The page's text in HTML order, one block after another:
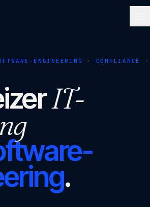
03
ENGINEERING · COMPLIANCE ·
IT-
.